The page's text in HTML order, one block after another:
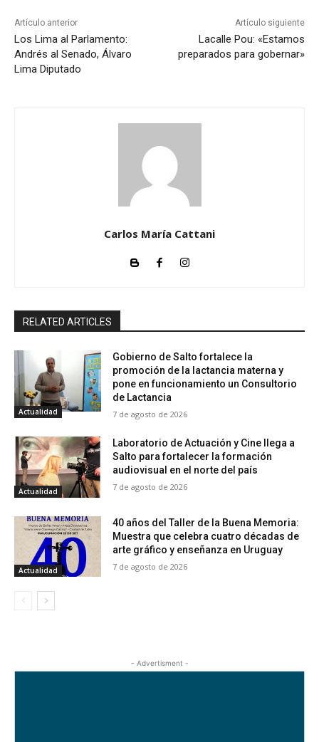
Artículo anterior
Los Lima al Parlamento:
Andrés al Senado, Álvaro
Lima Diputado
Artículo siguiente
Lacalle Pou: «Estamos
preparados para gobernar»
Carlos María Cattani
RELATED ARTICLES
Actualidad
Gobierno de Salto fortalece la
promoción de la lactancia materna y
pone en funcionamiento un Consultorio
de Lactancia
7 de agosto de 2026
Actualidad
Laboratorio de Actuación y Cine llega a
Salto para fortalecer la formación
audiovisual en el norte del país
7 de agosto de 2026
Actualidad
40 años del Taller de la Buena Memoria:
Muestra que celebra cuatro décadas de
arte gráfico y enseñanza en Uruguay
7 de agosto de 2026
- Advertisment -